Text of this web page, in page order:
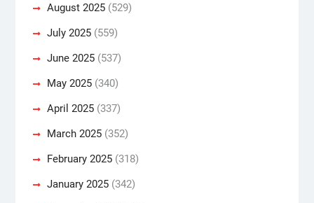
August 2025(529)
July 2025(559)
June 2025(537)
May 2025(340)
April 2025(337)
March 2025(352)
February 2025(318)
January 2025(342)